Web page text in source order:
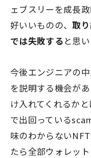
ェブスリーを成長
好いいものの、取
では失敗すると思い
今後エンジニアの
を説明する機会が
け入れてくれるか
で出回っている
味のわからない
たら全部ウォレッ